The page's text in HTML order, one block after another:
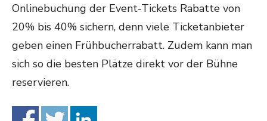
Onlinebuchung der Event-Tickets Rabatte von
20% bis 40% sichern, denn viele Ticketanbieter
geben einen Frühbucherrabatt. Zudem kann man
sich so die besten Plätze direkt vor der Bühne
reservieren.